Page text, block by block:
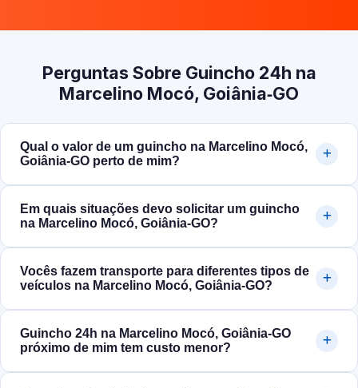
Perguntas Sobre Guincho 24h na
Marcelino Mocó, Goiânia‑GO
Qual o valor de um guincho na Marcelino Mocó,
Goiânia‑GO perto de mim?
Em quais situações devo solicitar um guincho
na Marcelino Mocó, Goiânia‑GO?
Vocês fazem transporte para diferentes tipos de
veículos na Marcelino Mocó, Goiânia‑GO?
Guincho 24h na Marcelino Mocó, Goiânia‑GO
próximo de mim tem custo menor?